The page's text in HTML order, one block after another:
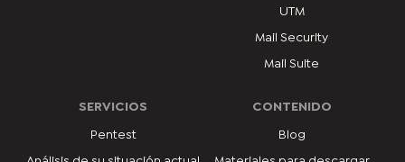
UTM
Mail Security
Mail Suite
SERVICIOS
Pentest
CONTENIDO
Blog